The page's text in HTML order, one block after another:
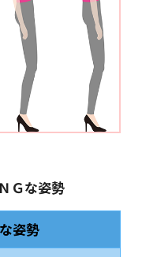
Ｇな姿勢
姿勢